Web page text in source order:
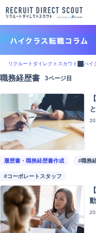
転職活動ガイド
転職準備
履歴書・職務経歴
スカウトを受ける・
面接対策
内定・退職準備
転職活動Tips
注目記事
リクルートダイレクトスカウト ハイ
職務経歴書 3ページ目
履歴書・職務経歴書作成 #職務
#コーポレートスタッフ